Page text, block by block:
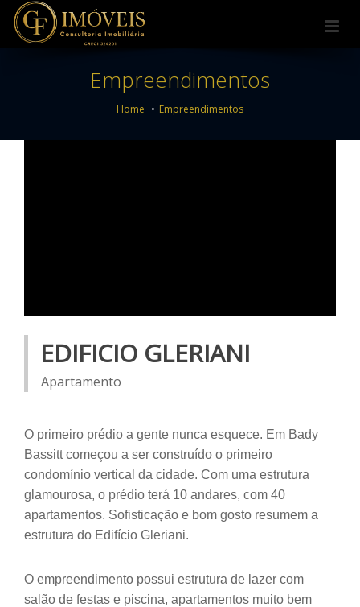
Empreendimentos
Home Empreendimentos
EDIFICIO GLERIANI
Apartamento
O primeiro prédio a gente nunca esquece. Em Bady
Bassitt começou a ser construído o primeiro
condomínio vertical da cidade. Com uma estrutura
glamourosa, o prédio terá 10 andares, com 40
apartamentos. Sofisticação e bom gosto resumem a
estrutura do Edifício Gleriani.
O empreendimento possui estrutura de lazer com
salão de festas e piscina, apartamentos muito bem